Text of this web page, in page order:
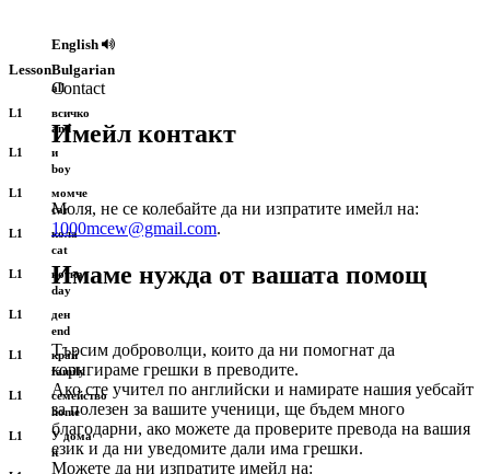
Lesson
L1
L1
L1
L1
L1
L1
L1
L1
L1
English
all
and
boy
car
cat
day
end
family
home
it
Bulgarian
всичко
и
момче
кола
котка
ден
край
семейство
У дома
Contact
Имейл контакт
Моля, не се колебайте да ни изпратите имейл на:
1000mcew@gmail.com.
Имаме нужда от вашата помощ
Търсим доброволци, които да ни помогнат да
коригираме грешки в преводите.
Ако сте учител по английски и намирате нашия уебсайт
за полезен за вашите ученици, ще бъдем много
благодарни, ако можете да проверите превода на вашия
език и да ни уведомите дали има грешки.
Можете да ни изпратите имейл на: